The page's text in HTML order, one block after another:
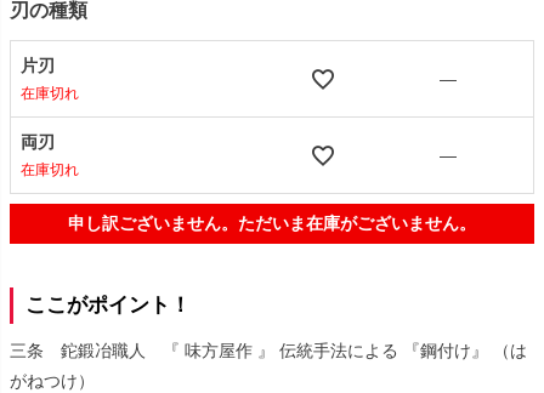
刃の種類
片刃
在庫切れ
—
両刃
在庫切れ
—
申し訳ございません。ただいま在庫がございません。
ここがポイント！
三条 鉈鍛冶職人 『 味方屋作 』 伝統手法による 『鋼付け』 （は
がねつけ）